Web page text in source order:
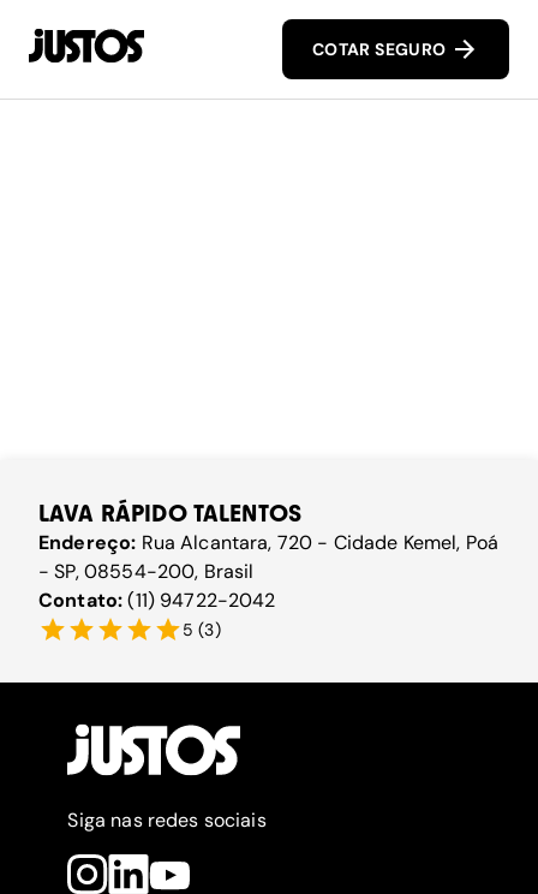
COTAR SEGURO
LAVA RÁPIDO TALENTOS
Endereço: Rua Alcantara, 720 - Cidade Kemel, Poá
- SP, 08554-200, Brasil
Contato:(11) 94722-2042
5 (3)
Siga nas redes sociais